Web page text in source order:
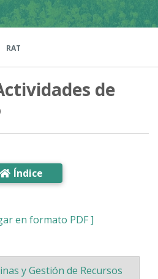
RAT
de
Índice
en formato PDF ]
y Gestión de Recursos